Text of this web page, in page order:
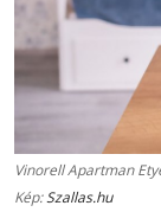
Vinorell Apartman
Kép:Szallas.hu